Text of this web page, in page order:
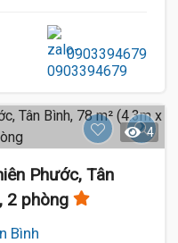
0903394679
4
Phước, Tân
2 phòng
Bình